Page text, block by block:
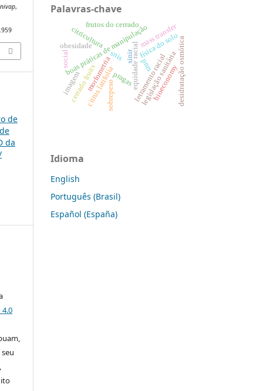
,
de
da
Palavras-chave
equidade racialletramento racial
boas práticas de manipulaçãolegislação sanitária
citrus latifolia
citricultura
pragas
morfometria
sobrepeso
obesidade física do solo
bioeconomy
cerrado fruits
mass transfer
desidratação osmótica
frutos do cerrado
pnrs
snis sinir
imagem
social
Idioma
English
Português (Brasil)
Español (España)